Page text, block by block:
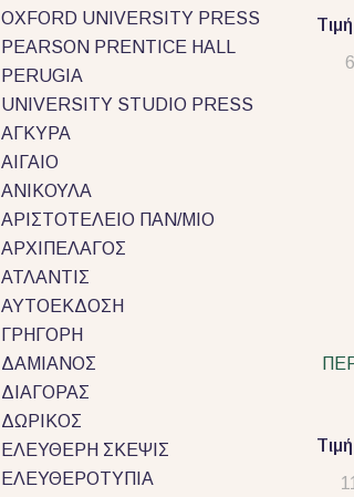
OXFORD UNIVERSITY PRESS
PEARSON PRENTICE HALL
PERUGIA
UNIVERSITY STUDIO PRESS
ΑΓΚΥΡΑ
ΑΙΓΑΙΟ
ΑΝΙΚΟΥΛΑ
ΑΡΙΣΤΟΤΕΛΕΙΟ ΠΑΝ/ΜΙΟ
ΑΡΧΙΠΕΛΑΓΟΣ
ΑΤΛΑΝΤΙΣ
ΑΥΤΟΕΚΔΟΣΗ
ΓΡΗΓΟΡΗ
ΔΑΜΙΑΝΟΣ
ΔΙΑΓΟΡΑΣ
ΔΩΡΙΚΟΣ
ΕΛΕΥΘΕΡΗ ΣΚΕΨΙΣ
ΕΛΕΥΘΕΡΟΤΥΠΙΑ